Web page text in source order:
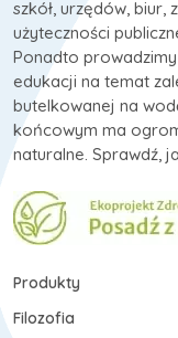
szkół, urzędów, biur,
użyteczności
Ponadto
edukacji na temat
butelkowanej na
końcowym ma
naturalne. Sprawdź,
Produkty
Filozofia